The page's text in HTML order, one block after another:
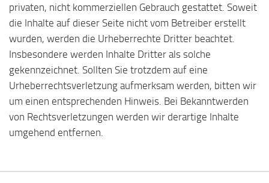
privaten, nicht kommerziellen Gebrauch gestattet. Soweit
die Inhalte auf dieser Seite nicht vom Betreiber erstellt
wurden, werden die Urheberrechte Dritter beachtet.
Insbesondere werden Inhalte Dritter als solche
gekennzeichnet. Sollten Sie trotzdem auf eine
Urheberrechtsverletzung aufmerksam werden, bitten wir
um einen entsprechenden Hinweis. Bei Bekanntwerden
von Rechtsverletzungen werden wir derartige Inhalte
umgehend entfernen.